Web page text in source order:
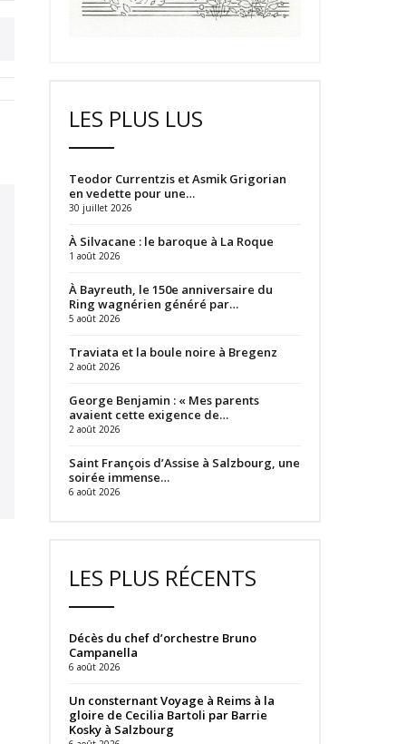
LES PLUS LUS
Teodor Currentzis et Asmik Grigorian
en vedette pour une…
30 juillet 2026
À Silvacane : le baroque à La Roque
1 août 2026
À Bayreuth, le 150e anniversaire du
Ring wagnérien généré par…
5 août 2026
Traviata et la boule noire à Bregenz
2 août 2026
George Benjamin : « Mes parents
avaient cette exigence de…
2 août 2026
Saint François d’Assise à Salzbourg, une
soirée immense…
6 août 2026
LES PLUS RÉCENTS
Décès du chef d’orchestre Bruno
Campanella
6 août 2026
Un consternant Voyage à Reims à la
gloire de Cecilia Bartoli par Barrie
Kosky à Salzbourg